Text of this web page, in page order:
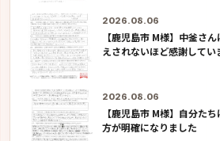
2026.08.06
【鹿児島市 M様】中釜さ
えされないほど感謝してい
2026.08.06
【鹿児島市 M様】自分た
方が明確になりました